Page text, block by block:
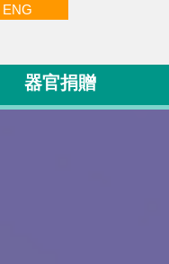
ENG
器官捐贈